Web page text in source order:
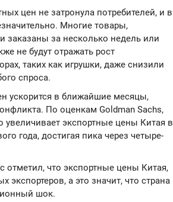
цен не затронула потребителей, и в
Многие товары,
за несколько недель или
не будут отражать рост
таких как игрушки, даже снизили
спроса.
ускорится в ближайшие месяцы,
По оценкам Goldman Sachs,
экспортные цены Китая в
года, достигая пика через четыре-
отметил, что экспортные цены Китая,
экспортеров, а это значит, что страна
шок.